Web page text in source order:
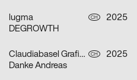
lugma CH
2025
DEGROWTH
Claudiabasel Grafik + Interaktion CH
2025
Danke Andreas